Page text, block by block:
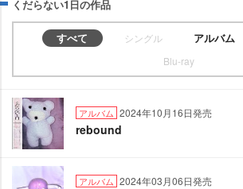
くだらない1日の作品
すべて シングル アルバム
Blu-ray
アルバム 2024年10月16日発売
rebound
アルバム 2024年03月06日発売